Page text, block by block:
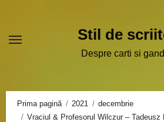
conținut
Stil de
Despre carti si
Prima pagină 2021
decembrie
Vraciul & Profesorul Wilczur – Tadeusz